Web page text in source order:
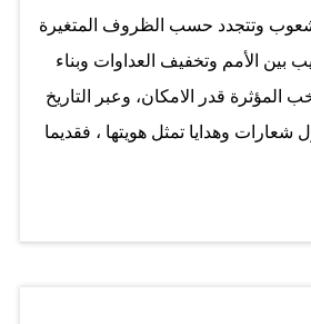
وتتجدد حسب الظروف المتغيرة
بين الأمم وتخفيف العداوات وبناء
المؤثرة قدر الامكان، وعبر التاريخ
وهدايا تمثل هويتها ، فقديما
الشرق اوسطية قيام المقوقس
وقد تزوج النبي عليه السلام مارية